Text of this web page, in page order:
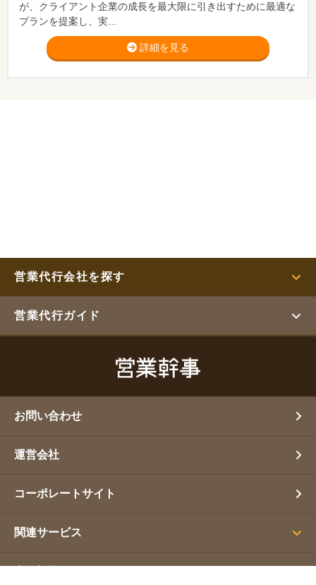
が、クライアント企業の成長を最大限に引き出すために最適な
プランを提案し、実...
詳細を見る
営業代行会社を探す
営業代行ガイド
お問い合わせ
運営会社
コーポレートサイト
関連サービス